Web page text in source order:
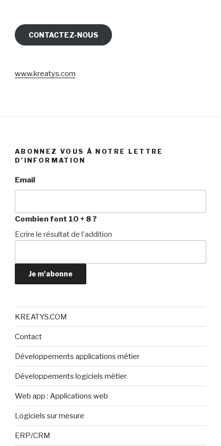
CONTACTEZ-NOUS
www.kreatys.com
ABONNEZ VOUS À NOTRE LETTRE
D’INFORMATION
Email
Combien font 10 + 8 ?
Ecrire le résultat de l'addition
Je m'abonne
KREATYS.COM
Contact
Développements applications métier
Développements logiciels métier
Web app : Applications web
Logiciels sur mesure
ERP/CRM